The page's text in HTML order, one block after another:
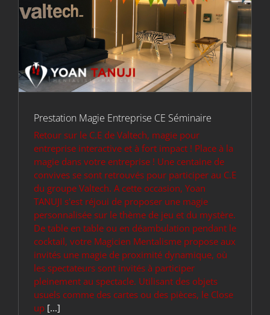
Prestation Magie Entreprise CE Séminaire
Retour sur le C.E de Valtech, magie pour
entreprise interactive et à fort impact ! Place à la
magie dans votre entreprise ! Une centaine de
convives se sont retrouvés pour participer au C.E
du groupe Valtech. A cette occasion, Yoan
TANUJI s'est réjoui de proposer une magie
personnalisée sur le thème de jeu et du mystère.
De table en table ou en déambulation pendant le
cocktail, votre Magicien Mentalisme propose aux
invités une magie de proximité dynamique, où
les spectateurs sont invités à participer
pleinement au spectacle. Utilisant des objets
usuels comme des cartes ou des pièces, le Close
up [...]